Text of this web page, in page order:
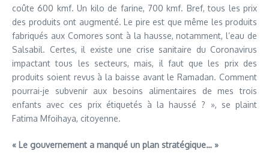
coûte 600 kmf. Un kilo de farine, 700 kmf. Bref, tous les prix
des produits ont augmenté. Le pire est que même les produits
fabriqués aux Comores sont à la hausse, notamment, l’eau de
Salsabil. Certes, il existe une crise sanitaire du Coronavirus
impactant tous les secteurs, mais, il faut que les prix des
produits soient revus à la baisse avant le Ramadan. Comment
pourrai-je subvenir aux besoins alimentaires de mes trois
enfants avec ces prix étiquetés à la haussé ? », se plaint
Fatima Mfoihaya, citoyenne.
« Le gouvernement a manqué un plan stratégique… »